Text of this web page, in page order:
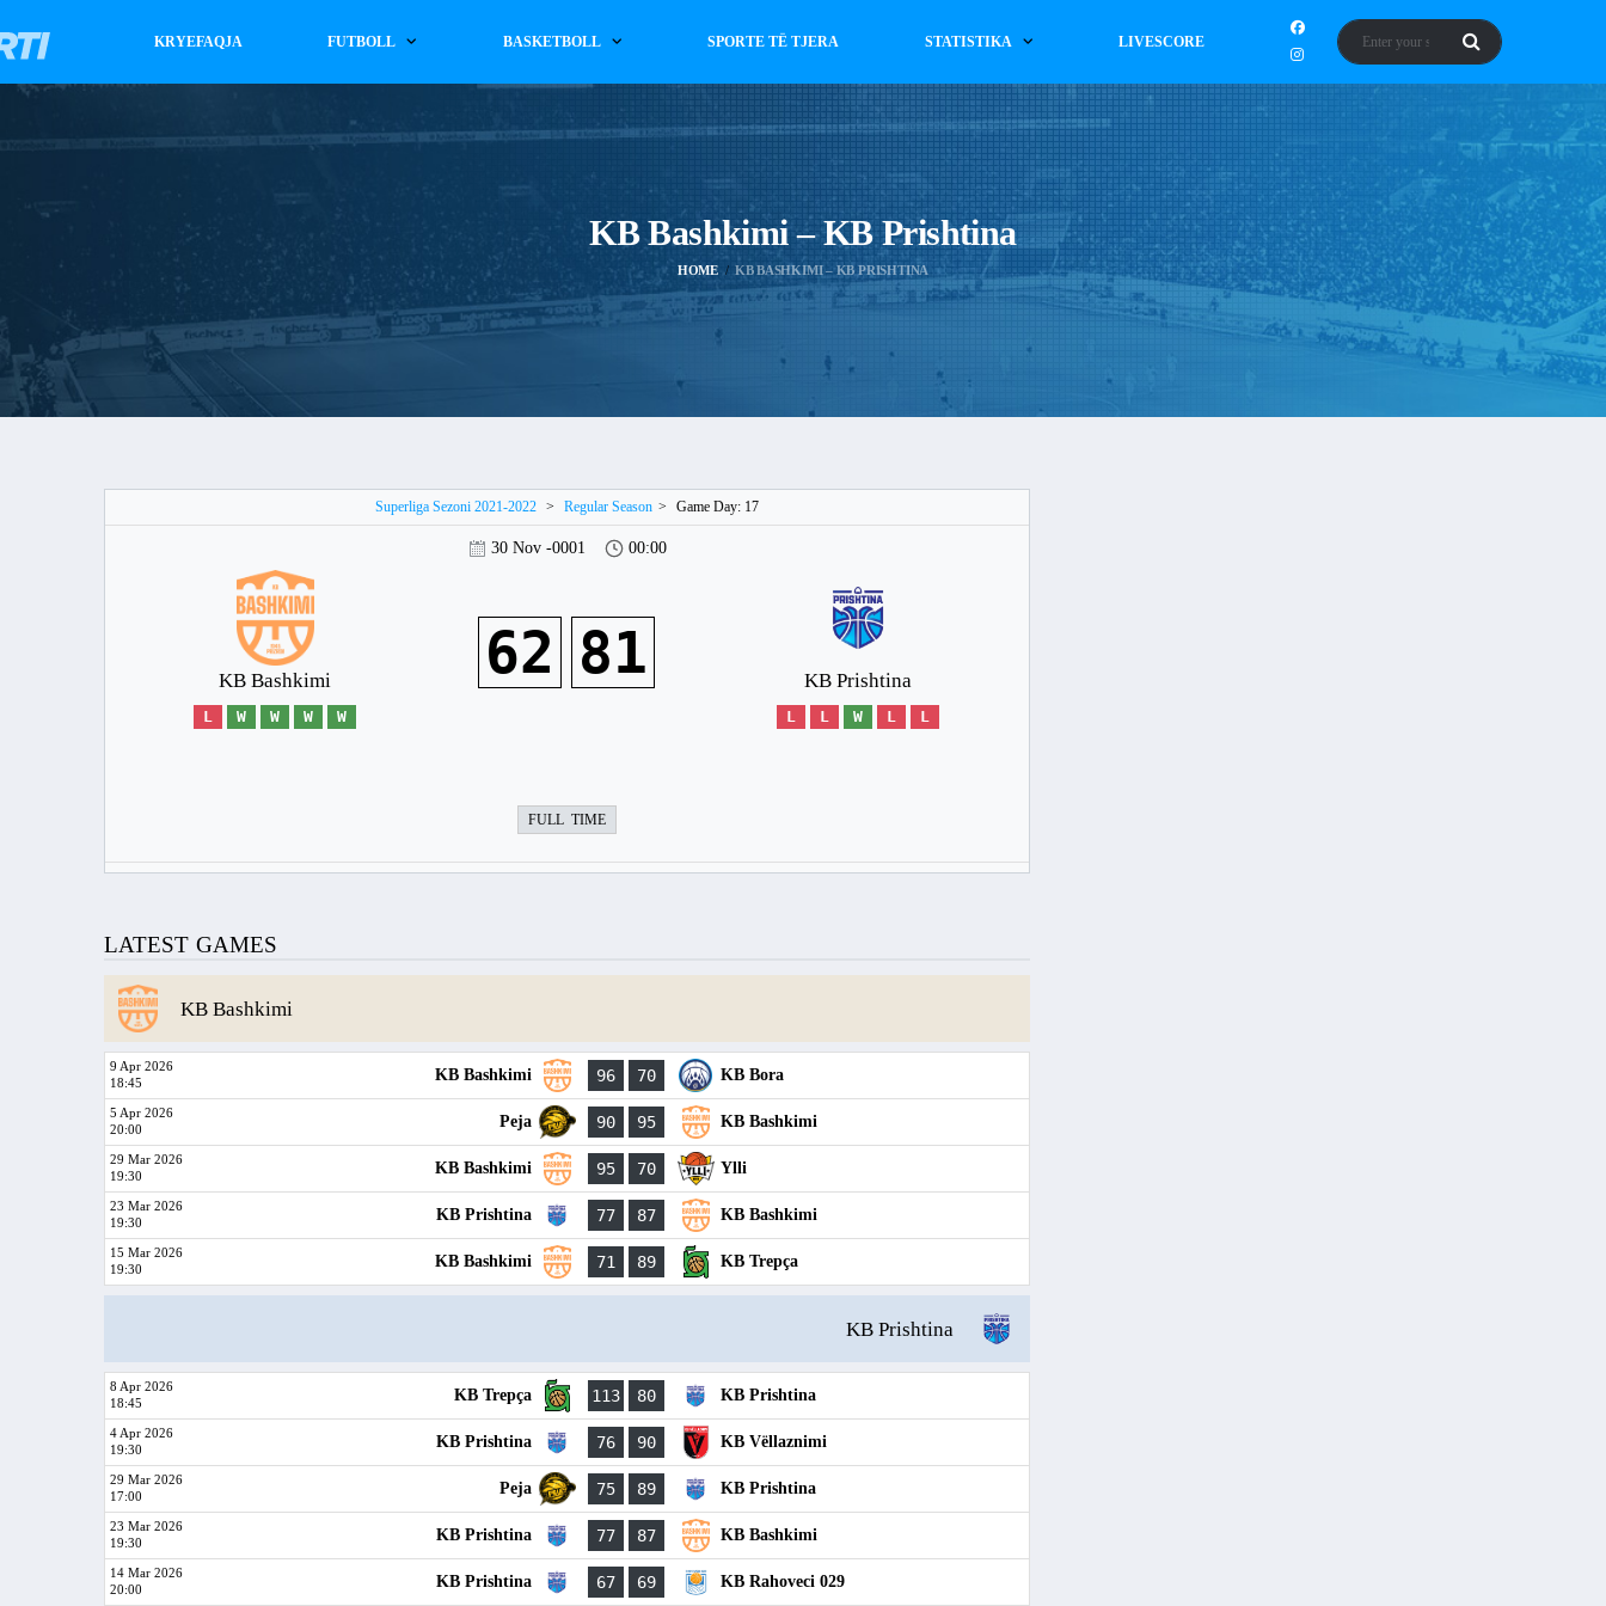
KRYEFAQJA FUTBOLL BASKETBOLL SPORTE TË TJERA STATISTIKA LIVESCORE
KB Bashkimi – KB Prishtina
HOME KB BASHKIMI – KB PRISHTINA
Superliga Sezoni 2021-2022 > Regular Season > Game Day: 17
30 Nov -0001 00:00
KB Bashkimi
L W W W W
62 81 KB Prishtina
L L W L L
FULL TIME
LATEST GAMES
KB Bashkimi
9 Apr 2026
18:45
KB Bashkimi 96 70 KB Bora
5 Apr 2026
20:00
Peja 90 95 KB Bashkimi
29 Mar 2026
19:30
KB Bashkimi 95 70 Ylli
23 Mar 2026
19:30
KB Prishtina 77 87 KB Bashkimi
15 Mar 2026
19:30
KB Bashkimi 71 89 KB Trepça
KB Prishtina
8 Apr 2026
18:45
KB Trepça 113 80 KB Prishtina
4 Apr 2026
19:30
KB Prishtina 76 90 KB Vëllaznimi
29 Mar 2026
17:00
Peja 75 89 KB Prishtina
23 Mar 2026
19:30
KB Prishtina 77 87 KB Bashkimi
14 Mar 2026
20:00
KB Prishtina 67 69 KB Rahoveci 029